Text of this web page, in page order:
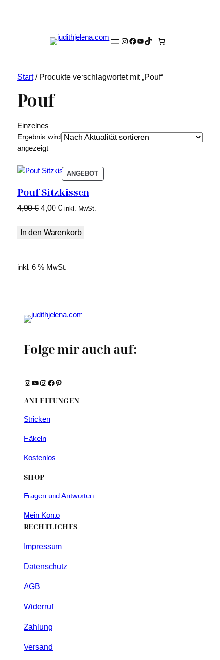
Instagram
Facebook
YouTube
TikTok
Start/ Produkte verschlagwortet mit „Pouf“
Pouf
Einzelnes
Ergebnis wird
angezeigt
ANGEBOTPRODUKT
IM
Pouf Sitzkissen
4,90€ Ursprünglicher
war:
4,00 €Aktueller
ist:
inkl. MwSt.
In den Warenkorb
inkl. 6 % MwSt.
Folge mir auch auf:
Instagram YouTube Instagram Facebook Pinterest
ANLEITUNGEN
Stricken
Häkeln
Kostenlos
SHOP
Fragen und Antworten
Mein Konto
RECHTLICHES
Impressum
Datenschutz
AGB
Widerruf
Zahlung
Versand